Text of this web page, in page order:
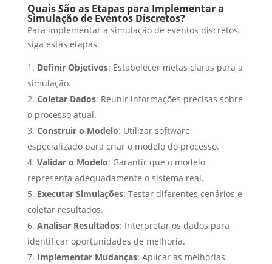
Quais São as Etapas para Implementar a
Simulação de Eventos Discretos?
Para implementar a simulação de eventos discretos,
siga estas etapas:
Definir Objetivos: Estabelecer metas claras para a
simulação.
Coletar Dados: Reunir informações precisas sobre
o processo atual.
Construir o Modelo: Utilizar software
especializado para criar o modelo do processo.
Validar o Modelo: Garantir que o modelo
representa adequadamente o sistema real.
Executar Simulações: Testar diferentes cenários e
coletar resultados.
Analisar Resultados: Interpretar os dados para
identificar oportunidades de melhoria.
Implementar Mudanças: Aplicar as melhorias